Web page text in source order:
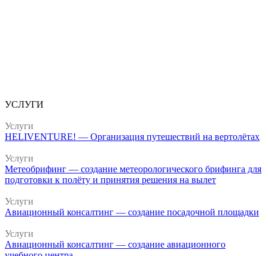
УСЛУГИ
Услуги
HELIVENTURE! — Организация путешествий на вертолётах
Услуги
Метеобрифинг — создание метеорологического брифинга для
подготовки к полёту и принятия решения на вылет
Услуги
Авиационный консалтинг — создание посадочной площадки
Услуги
Авиационный консалтинг — создание авиационного